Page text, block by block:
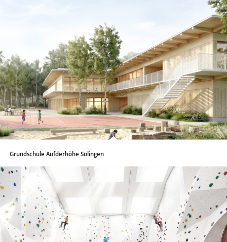
Grundschule Aufderhöhe Solingen